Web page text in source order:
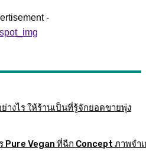
-
างไร ให้ร้านเป็นที่รู้จักยอดขายพุ่ง
Pure Vegan ที่ฉีก Concept ภาพจำเ